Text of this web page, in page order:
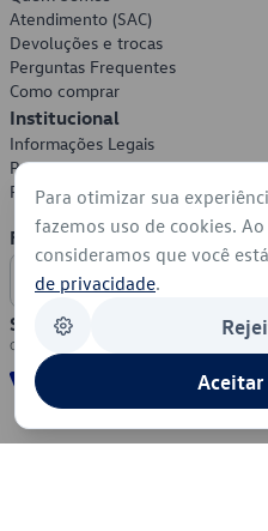
Atendimento (SAC)
Devoluções e trocas
Perguntas Frequentes
Como comprar
Institucional
Informações Legais
Política de Privacidade
Política de Cookies
Formas de Pagamento
Segurança
Para otimizar sua
fazemos uso de cookies.
consideramos que você
de privacidade.